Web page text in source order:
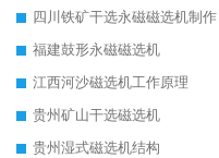
四川铁矿干选永磁磁选机制作
福建鼓形永磁磁选机
江西河沙磁选机工作原理
贵州矿山干选磁选机
贵州湿式磁选机结构